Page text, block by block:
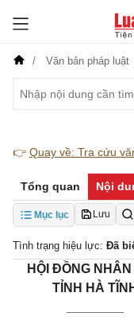
Văn bản pháp luật
👉 Quay về: Tra cứu
Tổng quan Nội
Mục lục Lưu
Tình trạng hiệu lực: Đã
HỘI ĐỒNG NHÂN
TỈNH HÀ